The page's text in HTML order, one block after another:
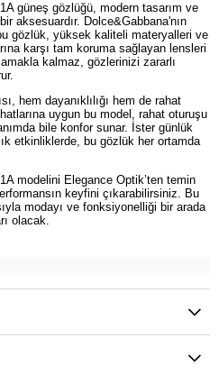
güneş gözlüğü, modern tasarım ve
aksesuardır. Dolce&Gabbana'nın
gözlük, yüksek kaliteli materyalleri ve
karşı tam koruma sağlayan lensleri
kalmaz, gözlerinizi zararlı
hem dayanıklılığı hem de rahat
uygun bu model, rahat oturuşu
bile konfor sunar. İster günlük
etkinliklerde, bu gözlük her ortamda
modelini Elegance Optik’ten temin
keyfini çıkarabilirsiniz. Bu
modayı ve fonksiyonelliği bir arada
olacak.